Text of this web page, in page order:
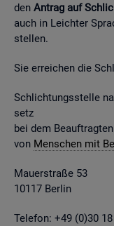
den An­trag auf
auch in Leich­ter
stel­len.
Sie er­rei­chen die
Schlich­tungs­stel­le
setz
bei dem
von Men­schen mit
Mau­er­stra­ße 53
10117 Ber­lin
Te­le­fon: +49 (0)30